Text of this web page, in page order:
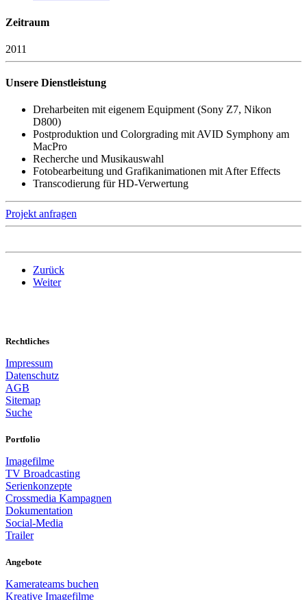
Zeitraum
2011
Unsere Dienstleistung
Dreharbeiten mit eigenem Equipment (Sony Z7, Nikon
D800)
Postproduktion und Colorgrading mit AVID Symphony am
MacPro
Recherche und Musikauswahl
Fotobearbeitung und Grafikanimationen mit After Effects
Transcodierung für HD-Verwertung
Projekt anfragen
Zurück
Weiter
Rechtliches
Impressum
Datenschutz
AGB
Sitemap
Suche
Portfolio
Imagefilme
TV Broadcasting
Serienkonzepte
Crossmedia Kampagnen
Dokumentation
Social-Media
Trailer
Angebote
Kamerateams buchen
Kreative Imagefilme